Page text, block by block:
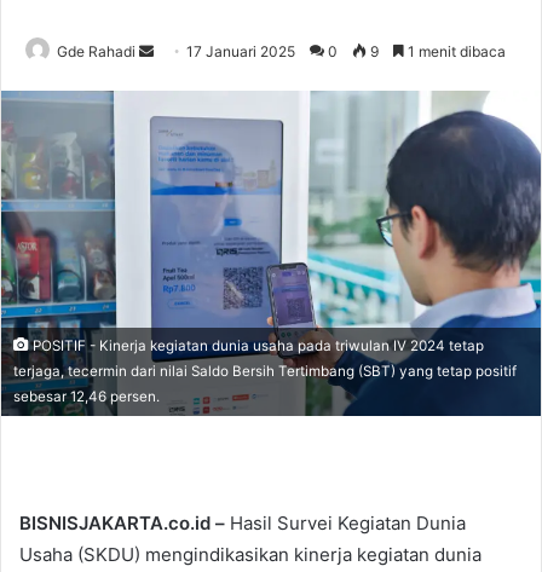
Gde Rahadi
d
a
n
l
17 Januari 2025 0 9 1 menit dibaca
POSITIF - Kinerja kegiatan dunia usaha pada triwulan IV 2024 tetap
terjaga, tecermin dari nilai Saldo Bersih Tertimbang (SBT) yang tetap positif
sebesar 12,46 persen.
BISNISJAKARTA.co.id – Hasil Survei Kegiatan Dunia
Usaha (SKDU) mengindikasikan kinerja kegiatan dunia